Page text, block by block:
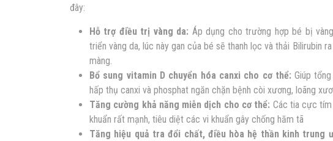
đây:
Hỗ trợ điều trị vàng da: Áp dụng cho trường hợp bé bị
triển vàng da, lúc này gan của bé sẽ thanh lọc và thải Bilirubin
màng.
Bổ sung vitamin D chuyển hóa canxi cho cơ thể: Giúp
hấp thụ canxi và phosphat ngăn chặn bệnh còi xương, loãng
Tăng cường khả năng miễn dịch cho cơ thể: Các tia cực
khuẩn rất mạnh, tiêu diệt các vi khuẩn gây chống hăm tã
Tăng hiệu quả tra đổi chất, điều hòa hệ thần kinh trung